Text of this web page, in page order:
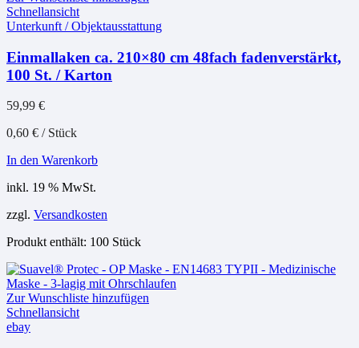
Schnellansicht
Unterkunft / Objektausstattung
Einmallaken ca. 210×80 cm 48fach fadenverstärkt,
100 St. / Karton
59,99 €
0,60 € / Stück
In den Warenkorb
inkl. 19 % MwSt.
zzgl. Versandkosten
Produkt enthält: 100 Stück
Zur Wunschliste hinzufügen
Schnellansicht
ebay